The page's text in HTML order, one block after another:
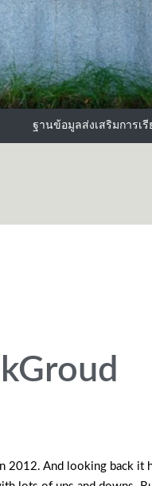
ฐานข้อมูลส่งเสริมการเ
2012. And looking back it